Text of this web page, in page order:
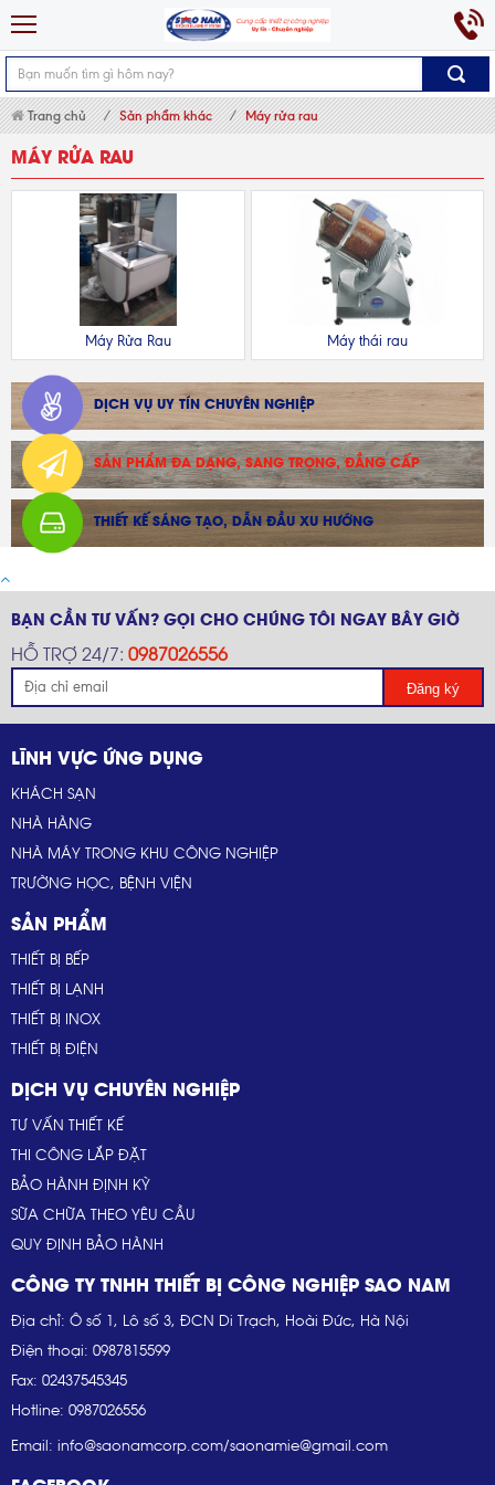
Trang chủ Sản phẩm khác Máy rửa rau
MÁY RỬA RAU
Máy Rửa Rau Máy thái rau
DỊCH VỤ UY TÍN CHUYÊN NGHIỆP
SẢN PHẨM ĐA DẠNG, SANG TRỌNG, ĐẲNG CẤP
THIẾT KẾ SÁNG TẠO, DẪN ĐẦU XU HƯỚNG
BẠN CẦN TƯ VẤN? GỌI CHO CHÚNG TÔI NGAY BÂY GIỜ
HỖ TRỢ 24/7: 0987026556
Đăng ký
LĨNH VỰC ỨNG DỤNG
KHÁCH SẠN
NHÀ HÀNG
NHÀ MÁY TRONG KHU CÔNG NGHIỆP
TRƯỜNG HỌC, BỆNH VIỆN
SẢN PHẨM
THIẾT BỊ BẾP
THIẾT BỊ LẠNH
THIẾT BỊ INOX
THIẾT BỊ ĐIỆN
DỊCH VỤ CHUYÊN NGHIỆP
TƯ VẤN THIẾT KẾ
THI CÔNG LẮP ĐẶT
BẢO HÀNH ĐỊNH KỲ
SỮA CHỮA THEO YÊU CẦU
QUY ĐỊNH BẢO HÀNH
CÔNG TY TNHH THIẾT BỊ CÔNG NGHIỆP SAO NAM
Địa chỉ: Ô số 1, Lô số 3, ĐCN Di Trạch, Hoài Đức, Hà Nội
Điện thoại: 0987815599
Fax: 02437545345
Hotline: 0987026556
Email: info@saonamcorp.com/saonamie@gmail.com